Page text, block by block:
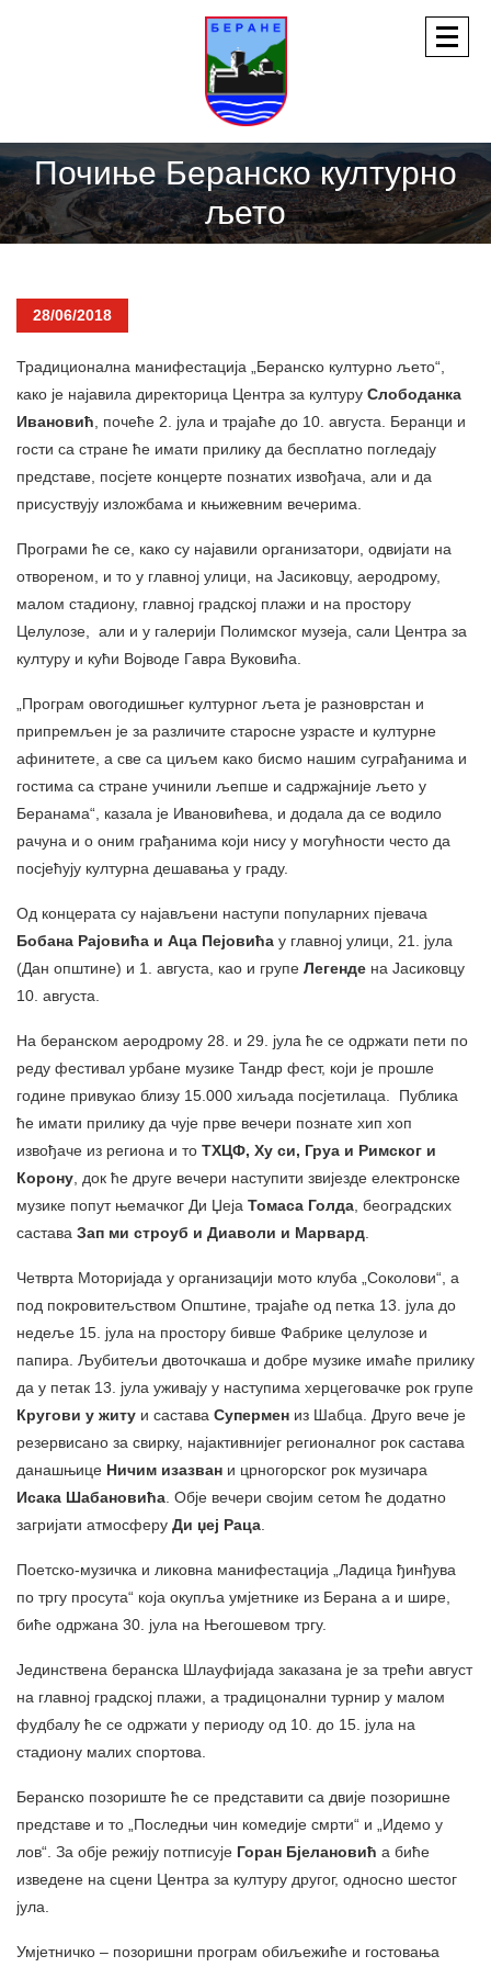
Почиње Беранско културно
љето
28/06/2018
Традиционaлна манифестација „Беранско културно љето“,
како је најавила директорица Центра за културу Слободанка
Ивановић, почеће 2. јула и трајаће до 10. августа. Беранци и
гости са стране ће имати прилику да бесплатно погледају
представе, посјете концерте познатих извођача, али и да
присуствују изложбама и књижевним вечерима.
Програми ће се, како су најавили организатори, одвијати на
отвореном, и то у главној улици, на Јасиковцу, аеродрому,
малом стадиону, главној градској плажи и на простору
Целулозе, али и у галерији Полимског музеја, сали Центра за
културу и кући Војводе Гавра Вуковића.
„Програм овогодишњег културног љета је разноврстан и
припремљен је за различите старосне узрасте и културне
афинитете, а све са циљем како бисмо нашим суграђанима и
гостима са стране учинили љепше и садржајније љето у
Беранама“, казала је Ивановићева, и додала да се водило
рачуна и о оним грађанима који нису у могућности често да
посјећују културна дешавања у граду.
Од концерата су најављени наступи популарних пјевача
Бобана Рајовића и Аца Пејовића у главној улици, 21. јула
(Дан општине) и 1. августа, као и групе Легенде на Јасиковцу
10. августа.
На беранском аеродрому 28. и 29. јула ће се одржати пети по
реду фестивал урбане музике Тандр фест, који је прошле
године привукао близу 15.000 хиљада посјетилаца. Публика
ће имати прилику да чује прве вечери познате хип хоп
извођаче из региона и то ТХЦФ, Ху си, Груа и Римског и
Корону, док ће друге вечери наступити звијезде електронске
музике попут њемачког Ди Џеја Томаса Голда, београдских
састава Зап ми строуб и Диаволи и Марвард.
Четврта Моторијада у организацији мото клуба „Соколови“, а
под покровитељством Општине, трајаће од петка 13. јула до
недеље 15. јула на простору бивше Фабрике целулозе и
папира. Љубитељи двоточкаша и добре музике имаће прилику
да у петак 13. јула уживају у наступима херцеговачке рок групе
Кругови у житу и састава Супермен из Шабца. Друго вече је
резервисано за свирку, најактивнијег регионалног рок састава
данашњице Ничим изазван и црногорског рок музичара
Исака Шабановића. Обје вечери својим сетом ће додатно
загријати атмосферу Ди џеј Раца.
Поетско-музичка и ликовна манифестација „Ладица ђинђува
по тргу просута“ која окупља умјетнике из Берана а и шире,
биће одржана 30. јула на Његошевом тргу.
Јединствена беранска Шлауфијада заказана је за трећи август
на главној градској плажи, а традицонални турнир у малом
фудбалу ће се одржати у периоду од 10. до 15. јула на
стадиону малих спортова.
Беранско позориште ће се представити са двије позоришне
представе и то „Последњи чин комедије смрти“ и „Идемо у
лов“. За обје режију потписује Горан Бјелановић а биће
изведене на сцени Центра за културу другог, односно шестог
јула.
Умјетничко – позоришни програм обиљежиће и гостовања